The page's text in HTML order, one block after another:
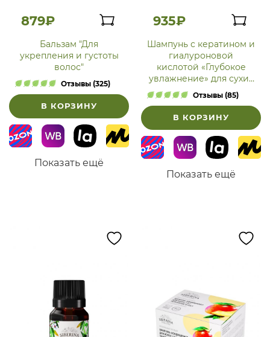
879₽
Бальзам "Для
укрепления и густоты
волос"
Отзывы (325)
В КОРЗИНУ
Показать ещё
935₽
Шампунь с кератином и
гиалуроновой
кислотой «Глубокое
увлажнение» для сухих
и поврежденных волос
Отзывы (85)
В КОРЗИНУ
Показать ещё